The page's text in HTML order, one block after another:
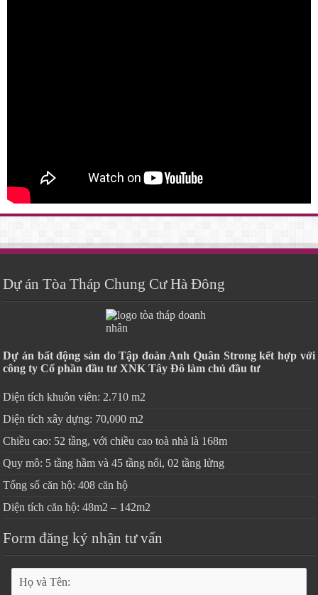
Dự án Tòa Tháp Chung Cư Hà Đông
Dự án bất động sản do Tập đoàn Anh Quân Strong kết hợp với
công ty Cổ phần đầu tư XNK Tây Đô làm chủ đầu tư
Diện tích khuôn viên: 2.710 m2
Diện tích xây dựng: 70,000 m2
Chiều cao: 52 tầng, với chiều cao toà nhà là 168m
Quy mô: 5 tầng hầm và 45 tầng nổi, 02 tầng lửng
Tổng số căn hộ: 408 căn hộ
Diện tích căn hộ: 48m2 – 142m2
Form đăng ký nhận tư vấn